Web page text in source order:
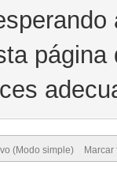
(Modo simple)